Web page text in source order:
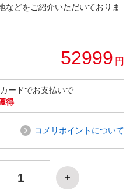
などをご紹介いただいておりま
52999 円
ードでお支払いで
得
コメリポイントについて